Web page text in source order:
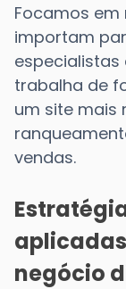
Focamos
importam
especialistas
trabalha de
um site mais
vendas.
negócio